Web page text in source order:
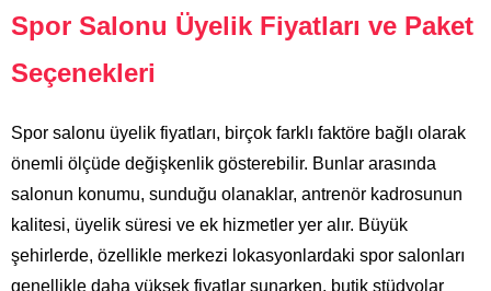
Spor Salonu Üyelik Fiyatları ve Paket
Seçenekleri
Spor salonu üyelik fiyatları, birçok farklı faktöre bağlı olarak
önemli ölçüde değişkenlik gösterebilir. Bunlar arasında
salonun konumu, sunduğu olanaklar, antrenör kadrosunun
kalitesi, üyelik süresi ve ek hizmetler yer alır. Büyük
şehirlerde, özellikle merkezi lokasyonlardaki spor salonları
genellikle daha yüksek fiyatlar sunarken, butik stüdyolar